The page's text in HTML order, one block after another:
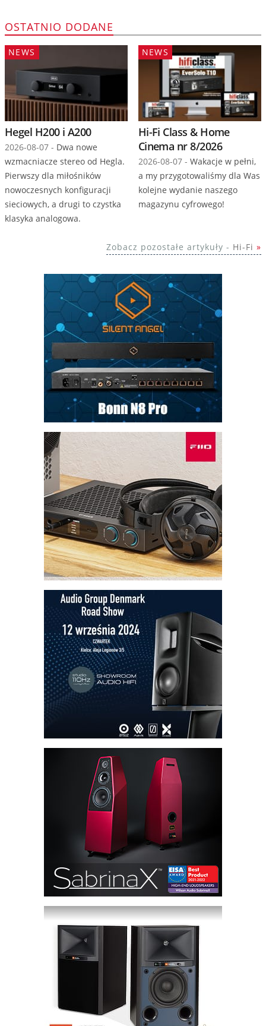
OSTATNIO DODANE
Hegel H200 i A200
2026-08-07 - Dwa nowe
wzmacniacze stereo od Hegla.
Pierwszy dla miłośników
nowoczesnych konfiguracji
sieciowych, a drugi to czystka
klasyka analogowa.
NEWS
Hi-Fi Class & Home
Cinema nr 8/2026
2026-08-07 - Wakacje w pełni,
a my przygotowaliśmy dla Was
kolejne wydanie naszego
magazynu cyfrowego!
NEWS
Zobacz pozostałe artykuły - Hi-Fi